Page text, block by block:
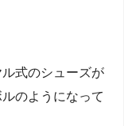
式のシューズが
のようになって